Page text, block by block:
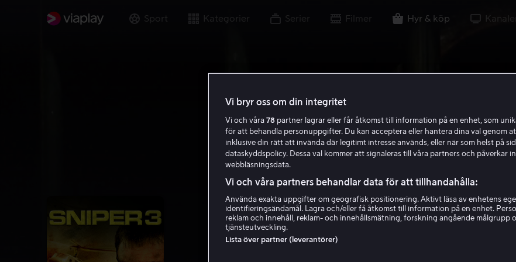
Sport Kategorier Serier Filmer Hyr & köp Kanaler
Vi bryr oss om din integritet
Vi och våra 78 partner lagrar eller får åtkomst till information på en enhet, som
för att behandla personuppgifter. Du kan acceptera eller hantera dina val genom
inklusive din rätt att invända där legitimt intresse används, eller när som helst på
dataskyddspolicy. Dessa val kommer att signaleras till våra partners och påverkar
webbläsningsdata.
Vi och våra partners behandlar data för att tillhandahålla:
Använda exakta uppgifter om geografisk positionering. Aktivt läsa av enhetens
identifieringsändamål. Lagra och/eller få åtkomst till information på en enhet.
reklam och innehåll, reklam- och innehållsmätning, forskning angående målgrupp
tjänsteutveckling.
Lista över partner (leverantörer)